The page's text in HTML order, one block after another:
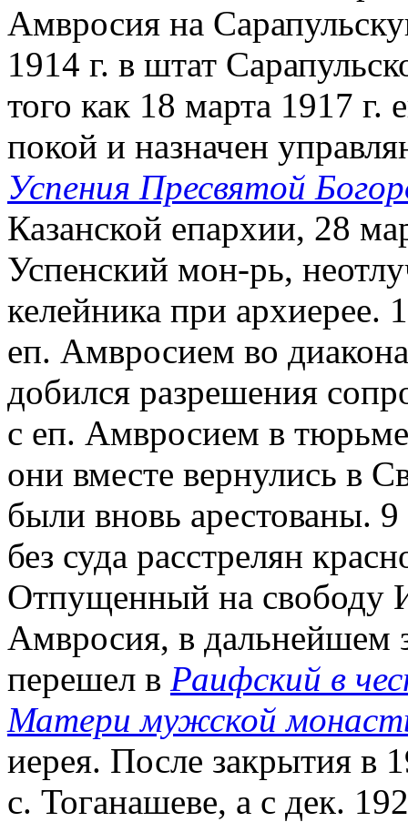
Амвросия на
1914 г. в штат
того как 18 марта 1917
покой и назначен
Успения Пресвятой
Казанской епархии, 28
Успенский мон-рь,
келейника при архиерее.
еп. Амвросием во
добился разрешения
с еп. Амвросием в
они вместе вернулись в
были вновь арестованы.
без суда расстрелян
Отпущенный на свободу
Амвросия, в дальнейшем
перешел в Раифский в
Матери мужской
иерея. После закрытия в
с. Тоганашеве, а с дек.